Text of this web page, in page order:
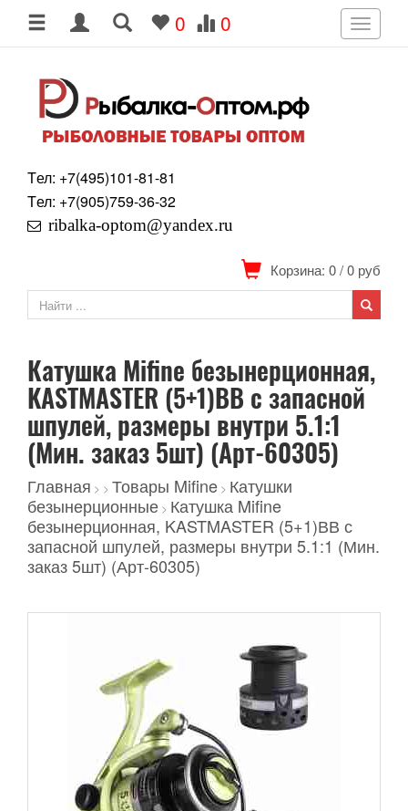
0 0
Toggle
Tел: +7(495)101-81-81
Tел: +7(905)759-36-32
ribalka-optom@yandex.ru
Корзина: 0/0 руб
Катушка Mifine безынерционная,
KASTMASTER (5+1)ВВ с запасной
шпулей, размеры внутри 5.1:1
(Мин. заказ 5шт) (Арт-60305)
Главная > > Товары Mifine > Катушки
безынерционные > Катушка Mifine
безынерционная, KASTMASTER (5+1)ВВ с
запасной шпулей, размеры внутри 5.1:1 (Мин.
заказ 5шт) (Арт-60305)